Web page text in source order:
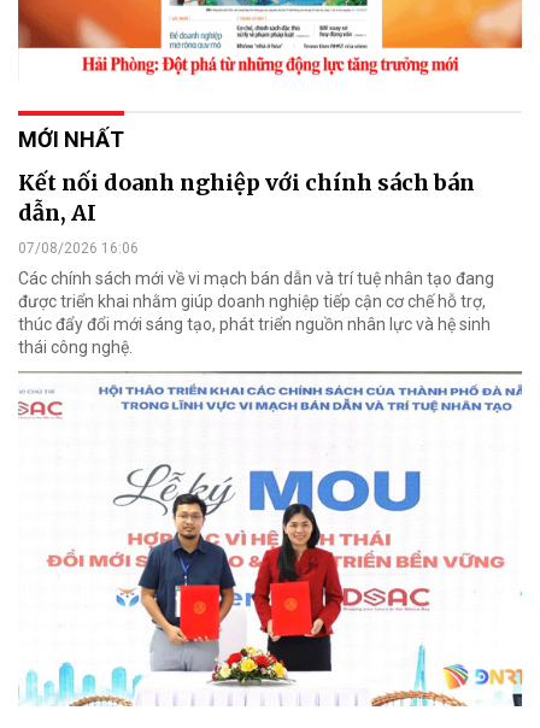
MỚI NHẤT
Kết nối doanh nghiệp với chính sách bán
dẫn, AI
07/08/2026 16:06
Các chính sách mới về vi mạch bán dẫn và trí tuệ nhân tạo đang
được triển khai nhằm giúp doanh nghiệp tiếp cận cơ chế hỗ trợ,
thúc đẩy đổi mới sáng tạo, phát triển nguồn nhân lực và hệ sinh
thái công nghệ.